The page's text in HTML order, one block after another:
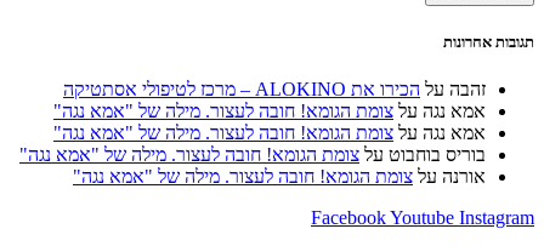
זהבהעלהכירו את ALOKINO – מרכז לטיפולי אסתטיקה
אמא נגהעל צומת הגומא! חובה לעצור. מילה של "אמא נגה"
אמא נגהעל צומת הגומא! חובה לעצור. מילה של "אמא נגה"
בוריס בוחבוט עלצומת הגומא! חובה לעצור. מילה של "אמא נגה"
אורנה
עלצומת הגומא! חובה לעצור. מילה של "אמא נגה"
FacebookYoutube